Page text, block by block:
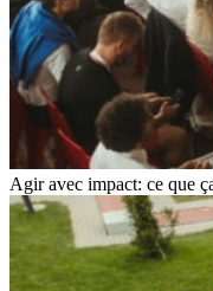
Agir avec impact: ce que